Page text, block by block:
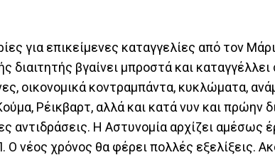
για επικείμενες καταγγελίες από τον
διαιτητής βγαίνει μπροστά και
οικονομικά κοντραμπάντα, κυκλώματα,
Ρέικβαρτ, αλλά και κατά νυν και πρώην
αντιδράσεις. Η Αστυνομία αρχίζει αμέσως
νέος χρόνος θα φέρει πολλές εξελίξεις.